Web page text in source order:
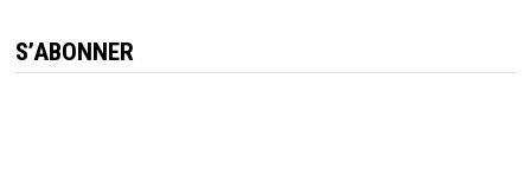
S’ABONNER